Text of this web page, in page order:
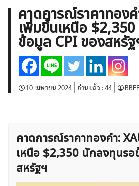
ค้นหา
สำหรับ:
ข่าวฟอเร็กซ์และสกุลเงิน คริปโตเคอร์เ
บทวิเคราะห์
เศรษฐกิจทั่วไป ดัชนี-หุ้น
สินค้าโภคภัณฑ์
โบรกเกอร์ FX
โปร
กองทุน Forex
ฟรี EA
คาดการณ์ราคาทอง
เพิ่มขึ้นเหนือ
ข้อมูล CPI ของสหรั
10 เมษายน 2024 อ่านแล้ว :44
คาดการณ์ราคาทองคำ:
เหนือ $2,350 นักลงทุนร
สหรัฐฯ